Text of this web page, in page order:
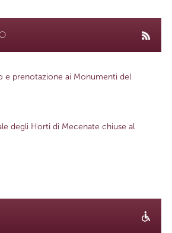
e prenotazione ai Monumenti del
degli Horti di Mecenate chiuse al